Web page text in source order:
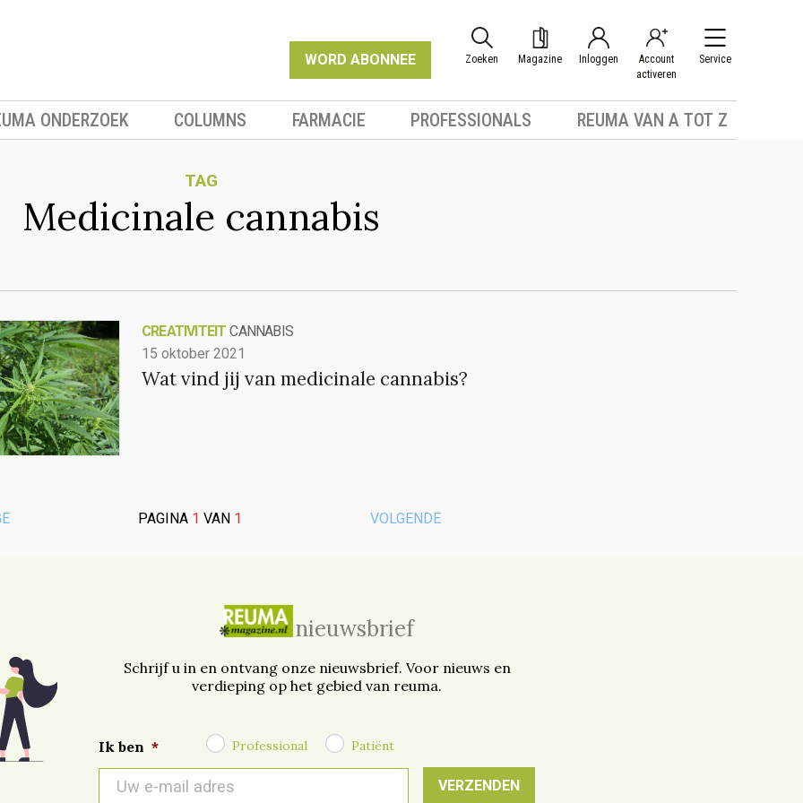
WORD ABONNEE Zoeken Magazine Inloggen
Account
activeren
Service
ONDERZOEK COLUMNS FARMACIE PROFESSIONALS REUMA VAN A TOT Z
TAG
Medicinale cannabis
CREATIVITEIT CANNABIS
15 oktober 2021
Wat vind jij van medicinale cannabis?
PAGINA 1 VAN 1 VOLGENDE
nieuwsbrief
Schrijf u in en ontvang onze nieuwsbrief. Voor nieuws en
verdieping op het gebied van reuma.
Ik ben * Professional Patiënt
mail
*